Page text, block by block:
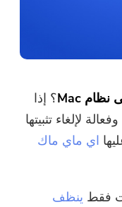
؟ إذا
لإلغاء تثبيتها
اي ماي ماك
فقط ينظف